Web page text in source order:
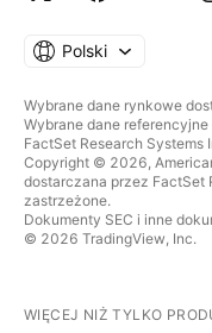
Polski
Wybrane dane rynkowe
Wybrane dane
FactSet Research Systems
Copyright © 2026,
dostarczana przez FactSet
zastrzeżone.
Dokumenty SEC i inne
© 2026 TradingView, Inc.
WIĘCEJ NIŻ TYLKO